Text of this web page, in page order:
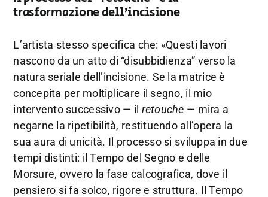
trasformazione dell’incisione
L’artista stesso specifica che: «Questi lavori
nascono da un atto di “disubbidienza” verso la
natura seriale dell’incisione. Se la matrice è
concepita per moltiplicare il segno, il mio
intervento successivo — il retouche — mira a
negarne la ripetibilità, restituendo all’opera la
sua aura di unicità. Il processo si sviluppa in due
tempi distinti: il Tempo del Segno e delle
Morsure, ovvero la fase calcografica, dove il
pensiero si fa solco, rigore e struttura. Il Tempo